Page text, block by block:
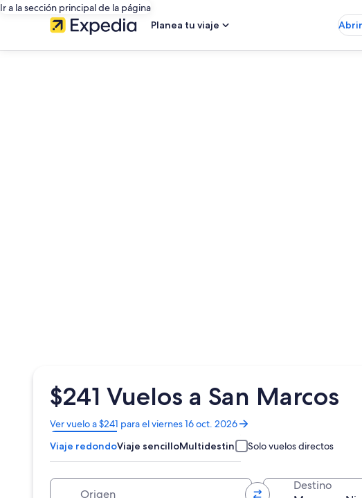
Ir a la sección principal de la página
Planea tu viaje
$241 Vuelos a San Marcos
Ver vuelo a $241 para el viernes 16 oct. 2026
Se
abrirá
en
una
ventana
Viaje redondoViaje sencilloMultidestino Solo vuelos directos
Destino